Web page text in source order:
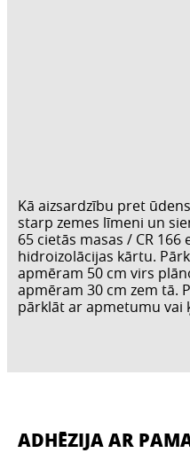
Kā aizsardzību pret
starp zemes līmeni un
65 cietās masas / CR 166
hidroizolācijas kārtu.
apmēram 50 cm virs
apmēram 30 cm zem tā.
pārklāt ar apmetumu vai
ADHĒZIJA AR